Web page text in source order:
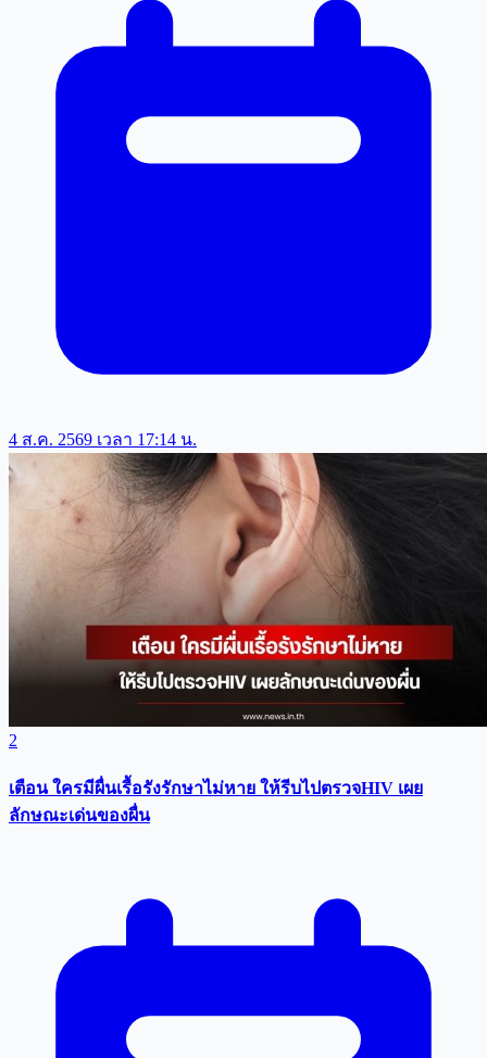
4 ส.ค. 2569 เวลา 17:14 น.
2
เตือน ใครมีผื่นเรื้อรังรักษาไม่หาย ให้รีบไปตรวจHIV เผย
ลักษณะเด่นของผื่น